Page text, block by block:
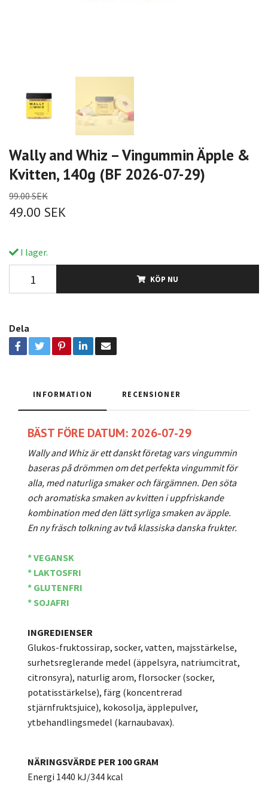
Wally and Whiz – Vingummin Äpple &
Kvitten, 140g (BF 2026-07-29)
99.00 SEK
49.00 SEK
I lager.
KÖP NU
Dela
INFORMATION RECENSIONER
BÄST FÖRE DATUM: 2026-07-29
Wally and Whiz är ett danskt företag vars vingummin
baseras på drömmen om det perfekta vingummit för
alla, med naturliga smaker och färgämnen. Den söta
och aromatiska smaken av kvitten i uppfriskande
kombination med den lätt syrliga smaken av äpple.
En ny fräsch tolkning av två klassiska danska frukter.
* VEGANSK
* LAKTOSFRI
* GLUTENFRI
* SOJAFRI
INGREDIENSER
Glukos-fruktossirap, socker, vatten, majsstärkelse,
surhetsreglerande medel (äppelsyra, natriumcitrat,
citronsyra), naturlig arom, florsocker (socker,
potatisstärkelse), färg (koncentrerad
stjärnfruktsjuice), kokosolja, äpplepulver,
ytbehandlingsmedel (karnaubavax).
NÄRINGSVÄRDE PER 100 GRAM
Energi 1440 kJ/344 kcal